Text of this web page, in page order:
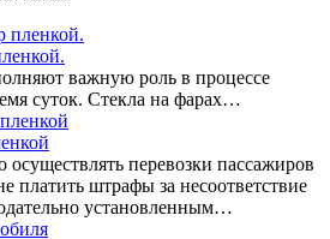
важную роль в процессе
суток. Стекла на фарах…
осуществлять перевозки пассажиров
платить штрафы за несоответствие
установленным…